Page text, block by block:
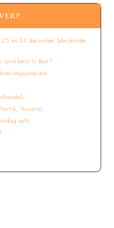
en 26 december (afwijkende
rond kerst in Best?
stappenplan)
huisarts)
valt)